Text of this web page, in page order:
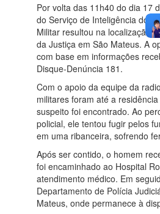
Por volta das 11h40 do dia 17
do Serviço de Inteligência do
Militar resultou na localização
da Justiça em São Mateus. A
com base em informações
Disque-Denúncia 181.
Com o apoio da equipe da
militares foram até a
suspeito foi encontrado. Ao
policial, ele tentou fugir pelos
em uma ribanceira, sofrendo
Após ser contido, o homem
foi encaminhado ao Hospital
atendimento médico. Em
Departamento de Polícia
Mateus, onde permanece à